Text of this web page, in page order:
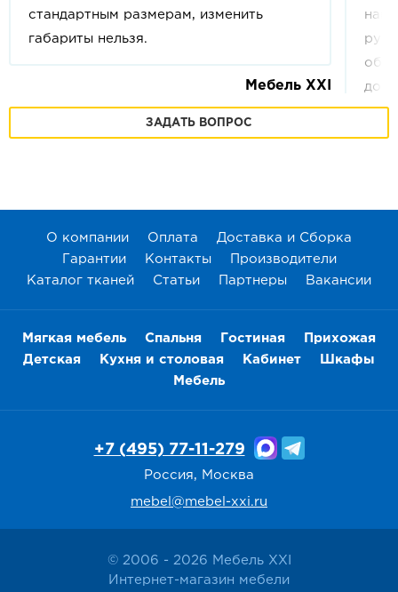
стандартным размерам, изменить
габариты нельзя.
Мебель XXI
руб.
ЗАДАТЬ ВОПРОС
О компании Оплата
Доставка и Сборка
Гарантии
Контакты
Производители
Каталог тканей
Статьи Партнеры Вакансии
Мягкая мебель Спальня Гостиная
Прихожая
Детская
Кухня и столовая Кабинет
Шкафы
Мебель
© 2006 - 2026 Мебель XXI
Интернет-магазин мебели
+7 (495) 77-11-279
Россия, Москва
mebel@mebel-xxi.ru